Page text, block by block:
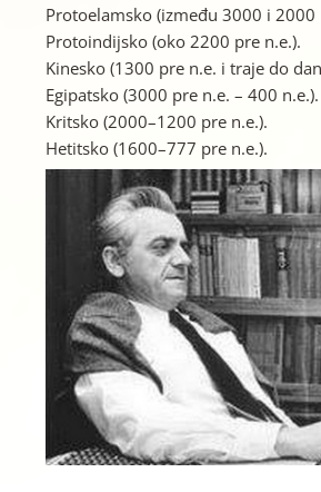
Protoelamsko (između 3000 i 2000
Protoindijsko (oko 2200 pre n.e.).
Kinesko (1300 pre n.e. i traje do
Egipatsko (3000 pre n.e. – 400 n.e.).
Kritsko (2000–1200 pre n.e.).
Hetitsko (1600–777 pre n.e.).